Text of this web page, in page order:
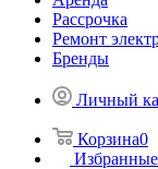
Рассрочка
Ремонт
Бренды
Личный
Корзина0